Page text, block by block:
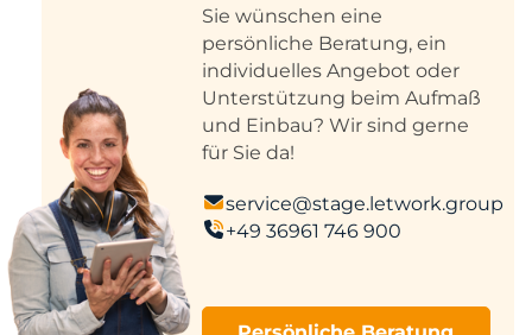
Sie wünschen eine
persönliche Beratung, ein
individuelles Angebot oder
Unterstützung beim Aufmaß
und Einbau? Wir sind gerne
für Sie da!
service@stage.letwork.group
+49 36961 746 900